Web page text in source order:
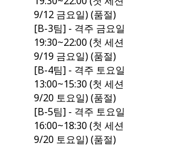
9/12 금요일) (품절)
[B-3팀] - 격주 금요일
19:30~22:00 (첫 세션
9/19 금요일) (품절)
[B-4팀] - 격주 토요일
13:00~15:30 (첫 세션
9/20 토요일) (품절)
[B-5팀] - 격주 토요일
16:00~18:30 (첫 세션
9/20 토요일) (품절)